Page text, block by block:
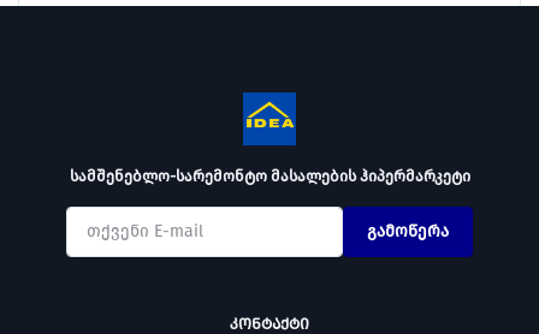
სამშენებლო-სარემონტო მასალების ჰიპერმარკეტი
გამოწერა
ᲙᲝᲜᲢᲐᲥᲢᲘ